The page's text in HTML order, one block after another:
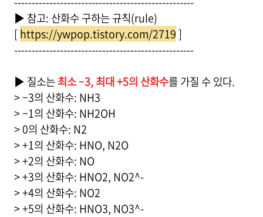
▶ 참고: 산화수 구하는 규칙(rule)
[https://ywpop.tistory.com/2719]
---------------------------------------------------
▶ 질소는최소 –3, 최대 +5의 산화수를 가질 수 있다.
> –3의 산화수: NH3
> –1의 산화수: NH2OH
> 0의 산화수: N2
> +1의 산화수: HNO, N2O
> +2의 산화수: NO
> +3의 산화수: HNO2, NO2^-
> +4의 산화수: NO2
> +5의 산화수: HNO3, NO3^-